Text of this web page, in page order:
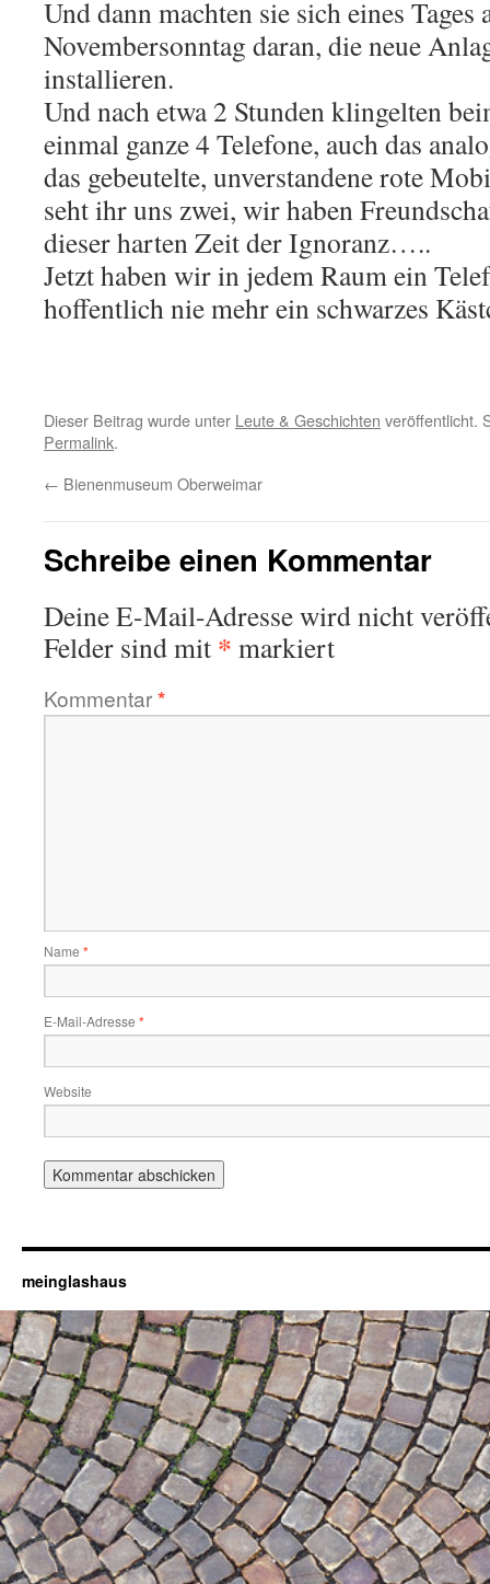
Und dann machten sie sich eines Tages
Novembersonntag daran, die neue
installieren.
Und nach etwa 2 Stunden klingelten
einmal ganze 4 Telefone, auch das
das gebeutelte, unverstandene rote
seht ihr uns zwei, wir haben
dieser harten Zeit der Ignoranz…..
Jetzt haben wir in jedem Raum ein
hoffentlich nie mehr ein schwarzes
Dieser Beitrag wurde unter Leute & Geschichten veröffentlicht.
Permalink.
← Bienenmuseum Oberweimar
Schreibe einen Kommentar
Deine E-Mail-Adresse wird nicht
Felder sind mit * markiert
Kommentar*
Name *
E-Mail-Adresse *
Website
meinglashaus